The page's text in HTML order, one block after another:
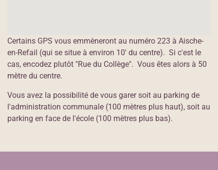
Certains GPS vous emmèneront au numéro 223 à Aische-
en-Refail (qui se situe à environ 10' du centre). Si c'est le
cas, encodez plutôt "Rue du Collège". Vous êtes alors à 50
mètre du centre.
Vous avez la possibilité de vous garer soit au parking de
l'administration communale (100 mètres plus haut), soit au
parking en face de l'école (100 mètres plus bas).